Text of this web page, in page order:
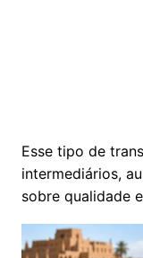
Esse tipo de
intermediários,
sobre qualidade